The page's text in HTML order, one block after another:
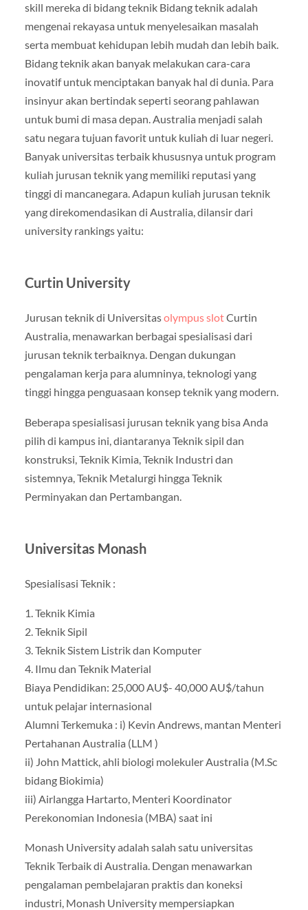
skill mereka di bidang teknik Bidang teknik adalah
mengenai rekayasa untuk menyelesaikan masalah
serta membuat kehidupan lebih mudah dan lebih baik.
Bidang teknik akan banyak melakukan cara-cara
inovatif untuk menciptakan banyak hal di dunia. Para
insinyur akan bertindak seperti seorang pahlawan
untuk bumi di masa depan. Australia menjadi salah
satu negara tujuan favorit untuk kuliah di luar negeri.
Banyak universitas terbaik khususnya untuk program
kuliah jurusan teknik yang memiliki reputasi yang
tinggi di mancanegara. Adapun kuliah jurusan teknik
yang direkomendasikan di Australia, dilansir dari
university rankings yaitu:
Curtin University
Jurusan teknik di Universitasolympus slotCurtin
Australia, menawarkan berbagai spesialisasi dari
jurusan teknik terbaiknya. Dengan dukungan
pengalaman kerja para alumninya, teknologi yang
tinggi hingga penguasaan konsep teknik yang modern.
Beberapa spesialisasi jurusan teknik yang bisa Anda
pilih di kampus ini, diantaranya Teknik sipil dan
konstruksi, Teknik Kimia, Teknik Industri dan
sistemnya, Teknik Metalurgi hingga Teknik
Perminyakan dan Pertambangan.
Universitas Monash
Spesialisasi Teknik :
1. Teknik Kimia
2. Teknik Sipil
3. Teknik Sistem Listrik dan Komputer
4. Ilmu dan Teknik Material
Biaya Pendidikan: 25,000 AU$- 40,000 AU$/tahun
untuk pelajar internasional
Alumni Terkemuka : i) Kevin Andrews, mantan Menteri
Pertahanan Australia (LLM )
ii) John Mattick, ahli biologi molekuler Australia (M.Sc
bidang Biokimia)
iii) Airlangga Hartarto, Menteri Koordinator
Perekonomian Indonesia (MBA) saat ini
Monash University adalah salah satu universitas
Teknik Terbaik di Australia. Dengan menawarkan
pengalaman pembelajaran praktis dan koneksi
industri, Monash University mempersiapkan